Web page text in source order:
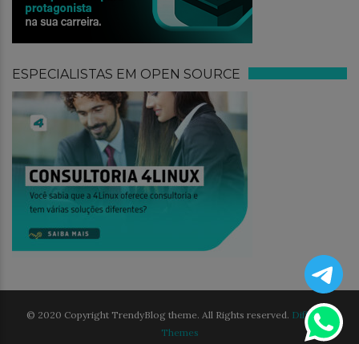
ESPECIALISTAS EM OPEN SOURCE
© 2020 Copyright TrendyBlog theme. All Rights reserved. Different
Themes